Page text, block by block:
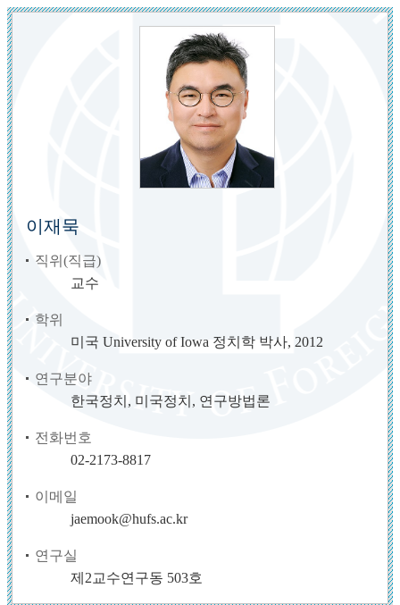
이재묵
직위(직급)
교수
학위
미국 University of Iowa 정치학 박사, 2012
연구분야
한국정치, 미국정치, 연구방법론
전화번호
02-2173-8817
이메일
jaemook@hufs.ac.kr
연구실
제2교수연구동 503호